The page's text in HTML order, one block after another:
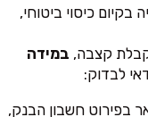
כיסוי ביטוחי,
קצבה, במידה
לבדוק:
בפירוט חשבון הבנק,